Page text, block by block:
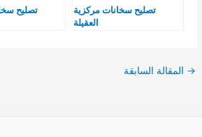
تصليح سخانات مركزية
العقيلة
تصليح
→ المقالة السابقة